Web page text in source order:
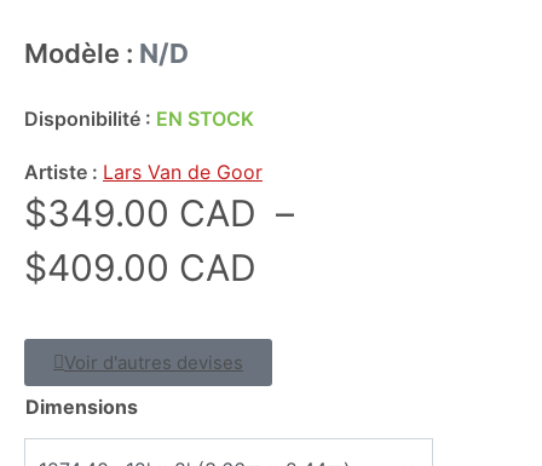
Modèle : N/D
Disponibilité : EN STOCK
Artiste : Lars Van de Goor
$349.00 CAD –
$409.00 CAD
Voir d'autres devises
Dimensions